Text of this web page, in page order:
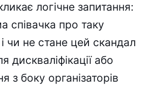
логічне запитання:
співачка про таку
чи не стане цей скандал
дискваліфікації або
з боку організаторів